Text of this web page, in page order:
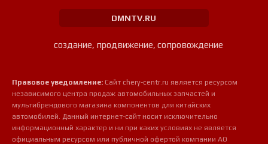
DMNTV.RU
создание, продвижение, сопровождение
Правовое уведомление: Сайт chery-centr.ru является ресурсом
независимого центра продаж автомобильных запчастей и
мультибрендового магазина компонентов для китайских
автомобилей. Данный интернет-сайт носит исключительно
информационный характер и ни при каких условиях не является
официальным ресурсом или публичной офертой компании АО